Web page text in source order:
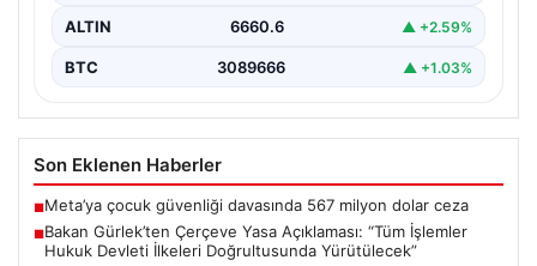
ALTIN 6660.6 ▲ +2.59%
BTC 3089666 ▲ +1.03%
Son Eklenen Haberler
■Meta’ya çocuk güvenliği davasında 567 milyon dolar ceza
■Bakan Gürlek’ten Çerçeve Yasa Açıklaması: “Tüm İşlemler
Hukuk Devleti İlkeleri Doğrultusunda Yürütülecek”